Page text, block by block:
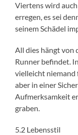
Viertens wird
erregen, es sei
seinem Schädel
All dies hängt von
Runner befindet.
vielleicht
aber in einer
Aufmerksamkeit
graben.
5.2 Lebensstil